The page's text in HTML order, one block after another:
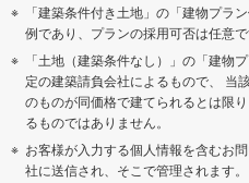
「建築条件付き土地」の「建物プラ
例であり、プランの採用可否は任意で
「土地（建築条件なし）」の「建物
定の建築請負会社によるもので、 当
のものが同価格で建てられるとは限
るものではありません。
お客様が入力する個人情報を含むお
社に送信され、そこで管理されます。